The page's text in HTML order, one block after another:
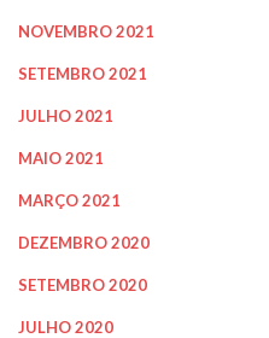
NOVEMBRO 2021
SETEMBRO 2021
JULHO 2021
MAIO 2021
MARÇO 2021
DEZEMBRO 2020
SETEMBRO 2020
JULHO 2020